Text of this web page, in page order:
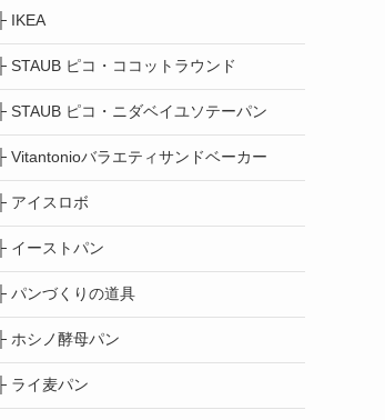
├ IKEA
├ STAUB ピコ・ココットラウンド
├ STAUB ピコ・ニダベイユソテーパン
├ Vitantonioバラエティサンドベーカー
├ アイスロボ
├ イーストパン
├ パンづくりの道具
├ ホシノ酵母パン
├ ライ麦パン